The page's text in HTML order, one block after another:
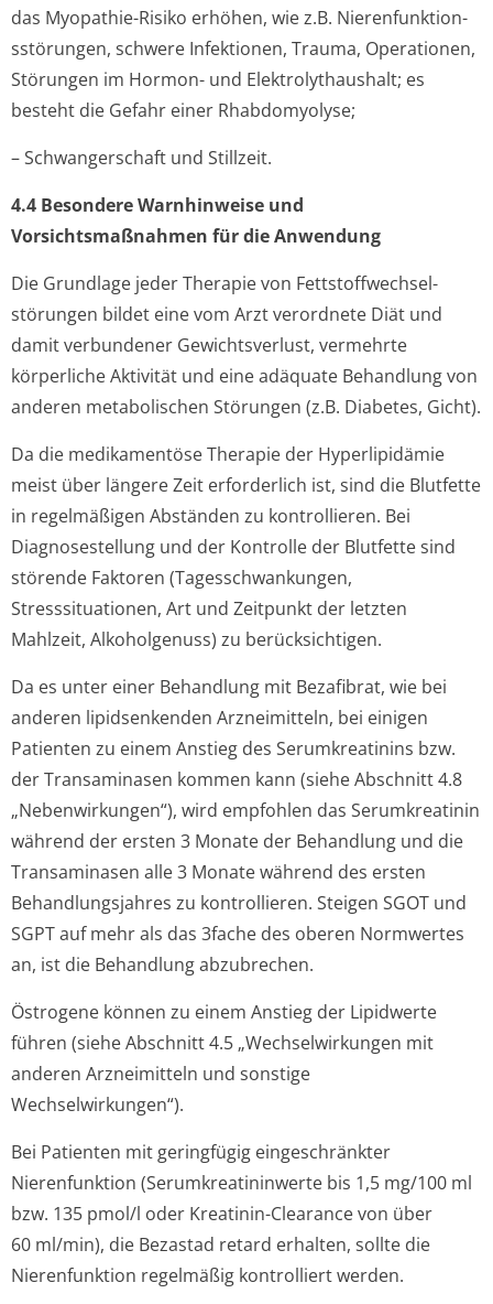
das Myopathie-Risiko erhöhen, wie z.B. Nierenfunktion­
sstörungen, schwere Infektionen, Trauma, Operationen,
Störungen im Hormon- und Elektrolythaushalt; es
besteht die Gefahr einer Rhabdomyolyse;
– Schwangerschaft und Stillzeit.
4.4 Besondere Warnhinweise und
Vorsichtsmaßnahmen für die Anwendung
Die Grundlage jeder Therapie von Fettstoffwechsel­
störungen bildet eine vom Arzt verordnete Diät und
damit verbundener Gewichtsverlust, vermehrte
körperliche Aktivität und eine adäquate Behandlung von
anderen metabolischen Störungen (z.B. Diabetes, Gicht).
Da die medikamentöse Therapie der Hyperlipidämie
meist über längere Zeit erforderlich ist, sind die Blutfette
in regelmäßigen Abständen zu kontrollieren. Bei
Diagnosestellung und der Kontrolle der Blutfette sind
störende Faktoren (Tagesschwankungen,
Stresssituationen, Art und Zeitpunkt der letzten
Mahlzeit, Alkoholgenuss) zu berücksichtigen.
Da es unter einer Behandlung mit Bezafibrat, wie bei
anderen lipidsenkenden Arzneimitteln, bei einigen
Patienten zu einem Anstieg des Serumkreatinins bzw.
der Transaminasen kommen kann (siehe Abschnitt 4.8
„Nebenwirkungen“), wird empfohlen das Serumkreatinin
während der ersten 3 Monate der Behandlung und die
Transaminasen alle 3 Monate während des ersten
Behandlungsjahres zu kontrollieren. Steigen SGOT und
SGPT auf mehr als das 3fache des oberen Normwertes
an, ist die Behandlung abzubrechen.
Östrogene können zu einem Anstieg der Lipidwerte
führen (siehe Abschnitt 4.5 „Wechselwirkungen mit
anderen Arzneimitteln und sonstige
Wechselwirkungen“).
Bei Patienten mit geringfügig eingeschränkter
Nierenfunktion (Serumkreatinin­werte bis 1,5 mg/100 ml
bzw. 135 pmol/l oder Kreatinin-Clearance von über
60 ml/min), die Bezastad retard erhalten, sollte die
Nierenfunktion regelmäßig kontrolliert werden.